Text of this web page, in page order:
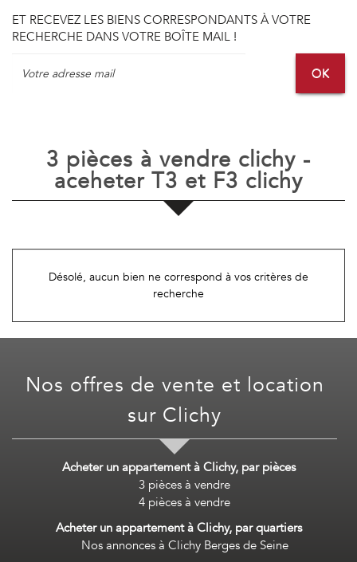
ET RECEVEZ LES BIENS CORRESPONDANTS À VOTRE
RECHERCHE DANS VOTRE BOÎTE MAIL !
OK
3 pièces à vendre clichy -
aceheter T3 et F3 clichy
Désolé, aucun bien ne correspond à vos critères de
recherche
Nos offres de vente et location
sur Clichy
Acheter un appartement à Clichy, par pièces
3 pièces à vendre
4 pièces à vendre
Acheter un appartement à Clichy, par quartiers
Nos annonces à Clichy Berges de Seine